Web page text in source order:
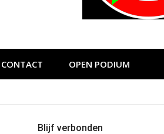
CONTACT OPEN PODIUM
Blijf verbonden